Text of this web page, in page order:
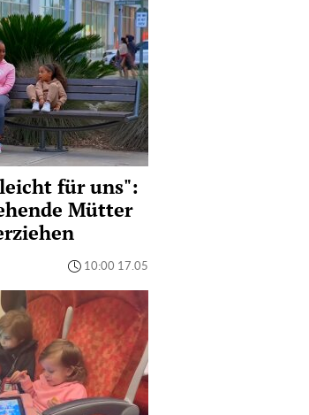
für uns":
Mütter
10:00 17.05